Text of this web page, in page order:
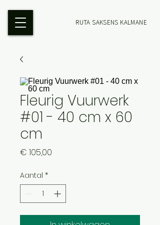
RUTA SAKSENS KALMANE
Fleurig Vuurwerk
#01 - 40 cm x 60
cm
€ 105,00
Aantal *